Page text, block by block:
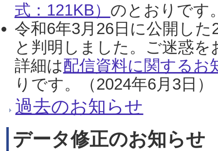
式：121KB） のとおりです
令和6年3月26日に公開し
と判明しました。ご迷惑
詳細は配信資料に関するお
りです。（2024年6月3日）
過去のお知らせ
データ修正のお知らせ